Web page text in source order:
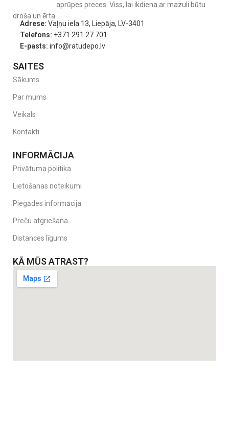
aprūpes preces. Viss, lai ikdiena ar mazuli būtu
droša un ērta.
Adrese: Vaļņu iela 13, Liepāja, LV-3401
Telefons: +371 291 27 701
E-pasts: info@ratudepo.lv
SAITES
Sākums
Par mums
Veikals
Kontakti
INFORMĀCIJA
Privātuma politika
Lietošanas noteikumi
Piegādes informācija
Preču atgriešana
Distances līgums
KĀ MŪS ATRAST?